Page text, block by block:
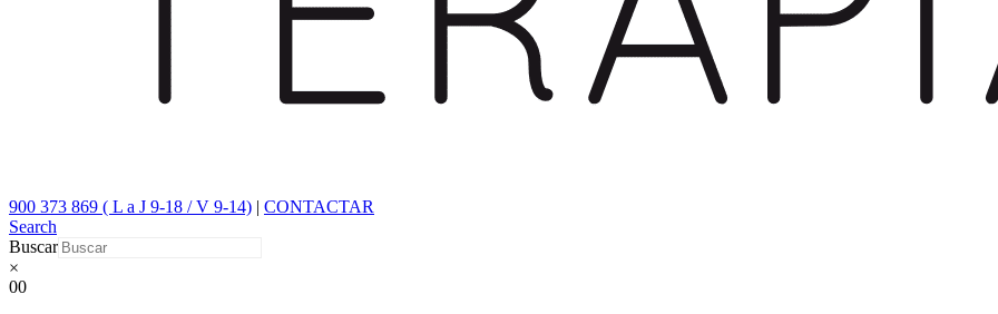
900 373 869 ( L a J 9-18 / V 9-14) | CONTACTAR
Search
Buscar
×
00